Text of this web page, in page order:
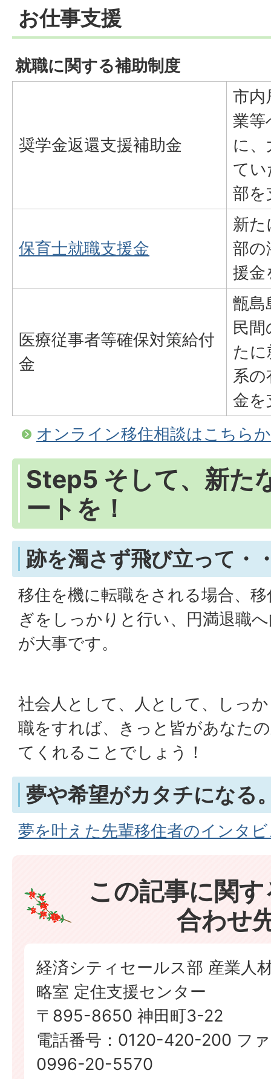
お仕事支援
就職に関する補助制度
奨学金返還支援補助金
市内
業等
に
てい
部を
保育士就職支援金
新た
部の
援金
医療従事者等確保対策給付
金
甑島
民間
たに
系
金を
オンライン移住相談はこちら
Step5 そして、新た
ートを！
跡を濁さず飛び立って・
移住を機に転職をされる場合、
ぎをしっかりと行い、円満退職
が大事です。
社会人として、人として、しっ
職をすれば、きっと皆があなた
てくれることでしょう！
夢や希望がカタチになる
夢を叶えた先輩移住者のインタ
この記事に関
合わせ
経済シティセールス部 産業人
略室 定住支援センター
〒895-8650 神田町3-22
電話番号：0120-420-200 フ
0996-20-5570